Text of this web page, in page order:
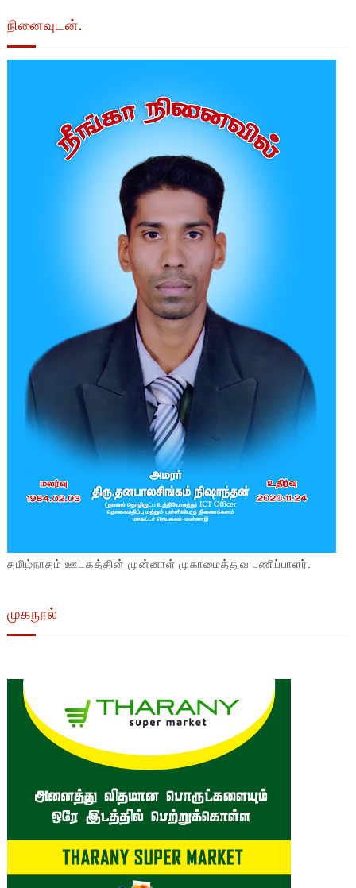
நினைவுடன்.
தமிழ்நாதம் ஊடகத்தின் முன்னாள் முகாமைத்துவ பணிப்பாளர்.
முகநூல்